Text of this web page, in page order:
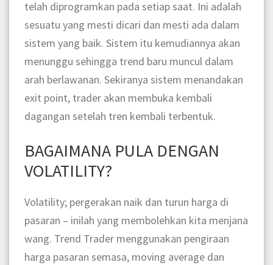
telah diprogramkan pada setiap saat. Ini adalah
sesuatu yang mesti dicari dan mesti ada dalam
sistem yang baik. Sistem itu kemudiannya akan
menunggu sehingga trend baru muncul dalam
arah berlawanan. Sekiranya sistem menandakan
exit point, trader akan membuka kembali
dagangan setelah tren kembali terbentuk.
BAGAIMANA PULA DENGAN
VOLATILITY?
Volatility; pergerakan naik dan turun harga di
pasaran – inilah yang membolehkan kita menjana
wang. Trend Trader menggunakan pengiraan
harga pasaran semasa, moving average dan